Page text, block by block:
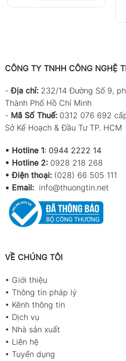
CÔNG TY TNHH CÔNG NGHỆ
-Địa chỉ: 232/14 Đường Số 9,
Thành Phố Hồ Chí Minh
- Mã Số Thuế: 0312 076 692
Sở Kế Hoạch & Đầu Tư TP. HCM
• Hotline 1: 0944 2222 14
• Hotline 2: 0928 218 268
• Điện thoại: (028) 66 505 111
• Email: info@thuongtin.net
VỀ CHÚNG TÔI
• Giới thiệu
• Thông tin pháp lý
• Kênh thông tin
• Dịch vụ
• Nhà sản xuất
• Liên hệ
• Tuyển dụng